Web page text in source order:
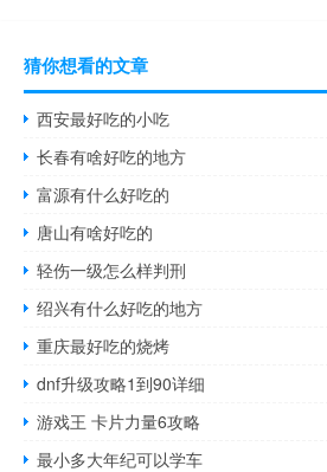
猜你想看的文章
西安最好吃的小吃
长春有啥好吃的地方
富源有什么好吃的
唐山有啥好吃的
轻伤一级怎么样判刑
绍兴有什么好吃的地方
重庆最好吃的烧烤
dnf升级攻略1到90详细
游戏王 卡片力量6攻略
最小多大年纪可以学车